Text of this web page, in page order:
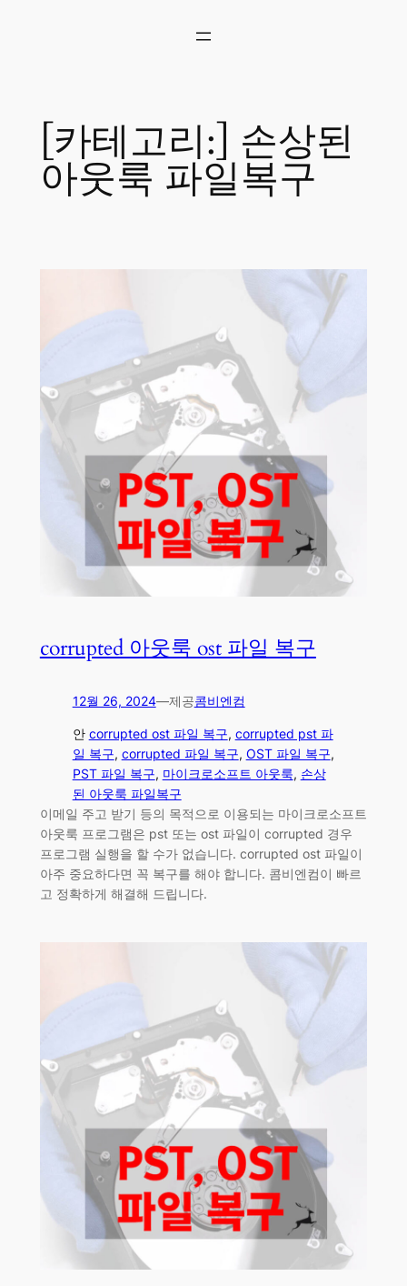
[카테고리:] 손상된
아웃룩 파일복구
corrupted 아웃룩 ost 파일 복구
12월 26, 2024—제공콤비엔컴
안 corrupted ost 파일 복구, corrupted pst 파
일 복구, corrupted 파일 복구, OST 파일 복구
PST 파일 복구, 마이크로소프트 아웃룩, 손상
된 아웃룩 파일복구
이메일 주고 받기 등의 목적으로 이용되는 마이크로소프트
아웃룩 프로그램은 pst 또는 ost 파일이 corrupted 경우
프로그램 실행을 할 수가 없습니다. corrupted ost 파일이
아주 중요하다면 꼭 복구를 해야 합니다. 콤비엔컴이 빠르
고 정확하게 해결해 드립니다.